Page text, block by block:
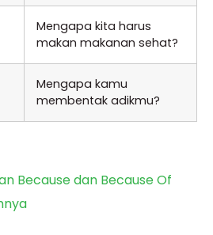
Mengapa kita harus
makan makanan sehat?
Mengapa kamu
membentak adikmu?
Because dan Because Of